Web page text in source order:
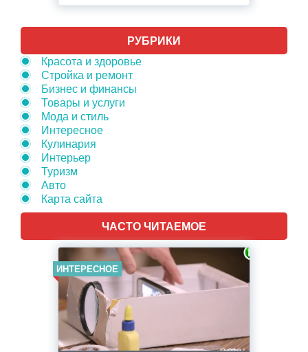
РУБРИКИ
Красота и здоровье
Стройка и ремонт
Бизнес и финансы
Товары и услуги
Мода и стиль
Интересное
Кулинария
Интерьер
Туризм
Авто
Карта сайта
ЧАСТО ЧИТАЕМОЕ
ИНТЕРЕСНОЕ